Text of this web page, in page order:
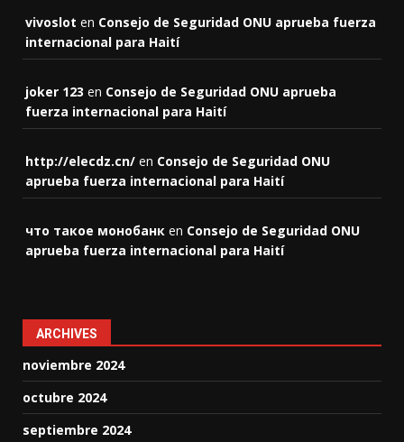
vivoslot en Consejo de Seguridad ONU aprueba fuerza
internacional para Haití
joker 123 en Consejo de Seguridad ONU aprueba
fuerza internacional para Haití
http://elecdz.cn/ en Consejo de Seguridad ONU
aprueba fuerza internacional para Haití
что такое монобанк en Consejo de Seguridad ONU
aprueba fuerza internacional para Haití
ARCHIVES
noviembre 2024
octubre 2024
septiembre 2024